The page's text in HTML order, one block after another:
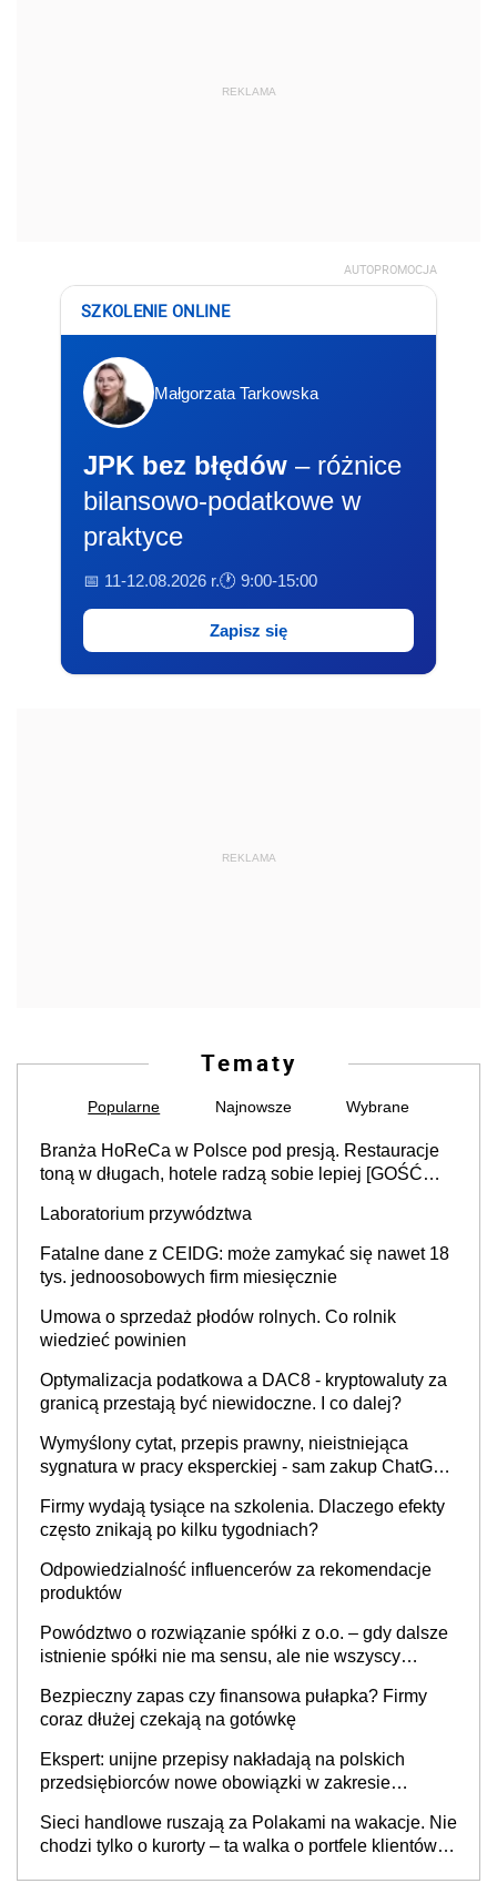
REKLAMA
AUTOPROMOCJA
SZKOLENIE ONLINE
Małgorzata Tarkowska
JPK bez błędów – różnice
bilansowo-podatkowe w
praktyce
📅 11-12.08.2026 r.🕐 9:00-15:00
Zapisz się
REKLAMA
Tematy
Popularne Najnowsze Wybrane
Branża HoReCa w Polsce pod presją. Restauracje
toną w długach, hotele radzą sobie lepiej [GOŚĆ
Laboratorium przywództwa
Fatalne dane z CEIDG: może zamykać się nawet 18
tys. jednoosobowych firm miesięcznie
Umowa o sprzedaż płodów rolnych. Co rolnik
wiedzieć powinien
Optymalizacja podatkowa a DAC8 - kryptowaluty za
granicą przestają być niewidoczne. I co dalej?
Wymyślony cytat, przepis prawny, nieistniejąca
sygnatura w pracy eksperckiej - sam zakup ChatGPT
Firmy wydają tysiące na szkolenia. Dlaczego efekty
często znikają po kilku tygodniach?
Odpowiedzialność influencerów za rekomendacje
produktów
Powództwo o rozwiązanie spółki z o.o. – gdy dalsze
istnienie spółki nie ma sensu, ale nie wszyscy
Bezpieczny zapas czy finansowa pułapka? Firmy
coraz dłużej czekają na gotówkę
Ekspert: unijne przepisy nakładają na polskich
przedsiębiorców nowe obowiązki w zakresie
Sieci handlowe ruszają za Polakami na wakacje. Nie
chodzi tylko o kurorty – ta walka o portfele klientów